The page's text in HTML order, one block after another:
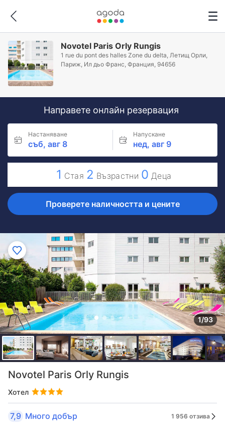
Novotel Paris Orly Rungis
1 rue du pont des halles Zone du delta, Летищ Орли,
Париж, Ил дьо Франс, Франция, 94656
Направете онлайн резервация
Настаняване
съб, авг 8
Напускане
нед, авг 9
1 Стая 2 Възрастни 0 Деца
Проверете наличността и цените
1/93
Novotel Paris Orly Rungis
Хотел
7,9 Много добър 1 956 отзива